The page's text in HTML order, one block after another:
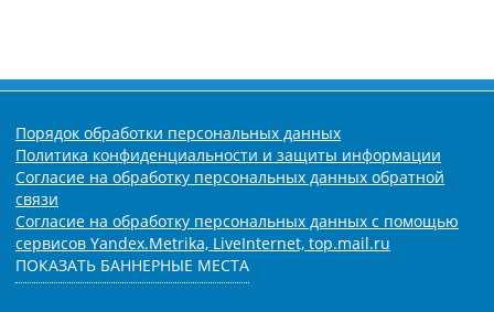
Порядок обработки персональных данных
Политика конфиденциальности и защиты информации
Согласие на обработку персональных данных обратной
связи
Согласие на обработку персональных данных с помощью
сервисов Yandex.Metrika, LiveInternet, top.mail.ru
ПОКАЗАТЬ БАННЕРНЫЕ МЕСТА